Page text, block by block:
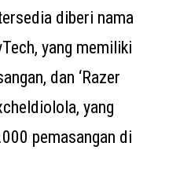
diberi nama
yang memiliki
dan ‘Razer
yang
pemasangan di